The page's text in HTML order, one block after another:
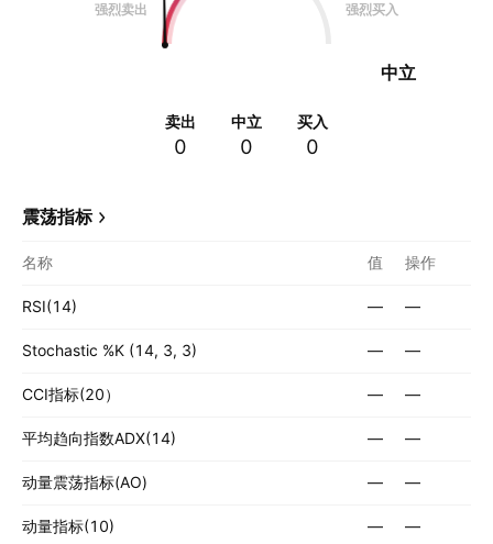
强烈卖出 强烈买入
中立
卖出
0
中立
0
买入
0
震荡指标
名称 值 操作
RSI(14) — —
Stochastic %K (14, 3, 3) — —
CCI指标(20） — —
平均趋向指数ADX(14) — —
动量震荡指标(AO) — —
动量指标(10) — —